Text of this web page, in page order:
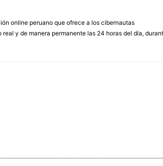
online peruano que ofrece a los cibernautas
y de manera permanente las 24 horas del día,